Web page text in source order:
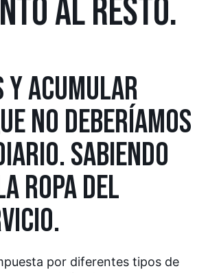
AL RESTO.
Y ACUMULAR
NO DEBERÍAMOS
SABIENDO
ROPA DEL
.
por diferentes tipos de